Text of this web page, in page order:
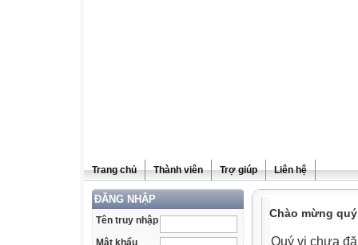
Trang chủ Thành viên Trợ giúp Liên hệ
ĐĂNG NHẬP
Tên truy nhập
Mật khẩu
Chào mừng
Quý vị chưa